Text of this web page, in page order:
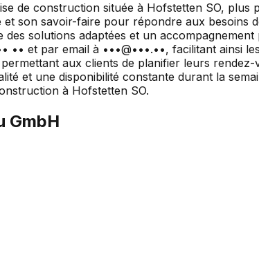
de construction située à Hofstetten SO,
et son savoir-faire pour répondre aux
solutions adaptées et un
•• et par email à •••@•••.••, facilitant ainsi
aux clients de planifier leurs
et une disponibilité constante durant la
à Hofstetten SO.
GmbH